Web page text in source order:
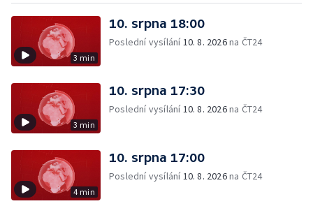
3 min
10. srpna 18:00
Poslední vysílání10. 8. 2026na ČT24
3 min
10. srpna 17:30
Poslední vysílání10. 8. 2026na ČT24
4 min
10. srpna 17:00
Poslední vysílání10. 8. 2026na ČT24